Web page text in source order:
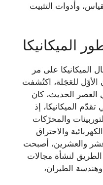
وأدوات التثبيت
الميكانيكا
الميكانيكا على مر
الأوّل للعَجَلة، اكتُشفت
العصر الحديث، كان
الميكانيكا، إذ
والمحرّكات
والاحتراق
عشر والعشرين، أصبحت
الطريق لنشأة مجالات
الطيران،